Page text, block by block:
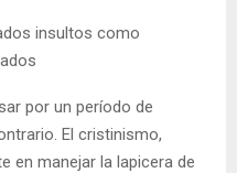
insultos como
por un período de
El cristinismo,
en manejar la lapicera de